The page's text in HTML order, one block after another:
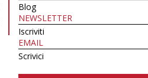
Blog
NEWSLETTER
Iscriviti
EMAIL
Scrivici